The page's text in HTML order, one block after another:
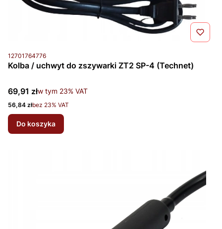
Kod produktu
12701764776
Kolba / uchwyt do zszywarki ZT2 SP-4 (Technet)
Cena brutto
69,91 złw tym %s VAT
w tym 23% VAT
Cena netto
56,84 złbez 23% VAT
Do koszyka